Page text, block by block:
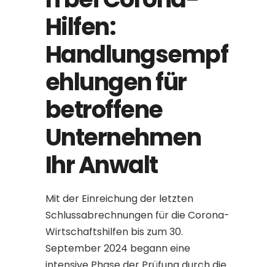
Hilfen:
Handlungsempf
ehlungen für
betroffene
Unternehmen
Ihr Anwalt
Mit der Einreichung der letzten
Schlussabrechnungen für die Corona-
Wirtschaftshilfen bis zum 30.
September 2024 begann eine